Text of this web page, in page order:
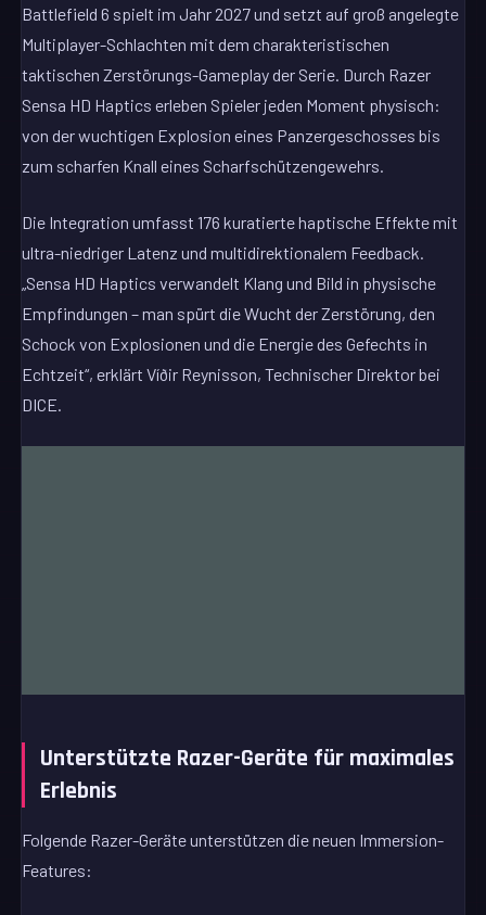
Battlefield 6 spielt im Jahr 2027 und setzt auf groß angelegte
Multiplayer-Schlachten mit dem charakteristischen
taktischen Zerstörungs-Gameplay der Serie. Durch Razer
Sensa HD Haptics erleben Spieler jeden Moment physisch:
von der wuchtigen Explosion eines Panzergeschosses bis
zum scharfen Knall eines Scharfschützengewehrs.
Die Integration umfasst 176 kuratierte haptische Effekte mit
ultra-niedriger Latenz und multidirektionalem Feedback.
„Sensa HD Haptics verwandelt Klang und Bild in physische
Empfindungen – man spürt die Wucht der Zerstörung, den
Schock von Explosionen und die Energie des Gefechts in
Echtzeit“, erklärt Víðir Reynisson, Technischer Direktor bei
DICE.
Unterstützte Razer-Geräte für maximales
Erlebnis
Folgende Razer-Geräte unterstützen die neuen Immersion-
Features: